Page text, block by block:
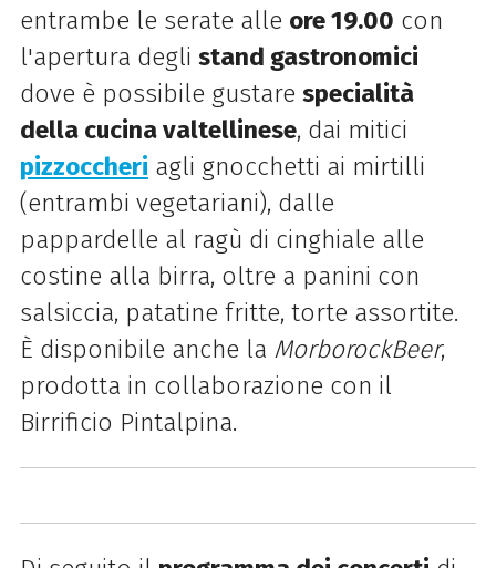
entrambe le serate alle ore 19.00 con
l'apertura degli stand gastronomici
dove è possibile gustare specialità
della cucina valtellinese, dai mitici
pizzoccheri agli gnocchetti ai mirtilli
(entrambi vegetariani), dalle
pappardelle al ragù di cinghiale alle
costine alla birra, oltre a panini con
salsiccia, patatine fritte, torte assortite.
È disponibile anche la MorborockBeer,
prodotta in collaborazione con il
Birrificio Pintalpina.